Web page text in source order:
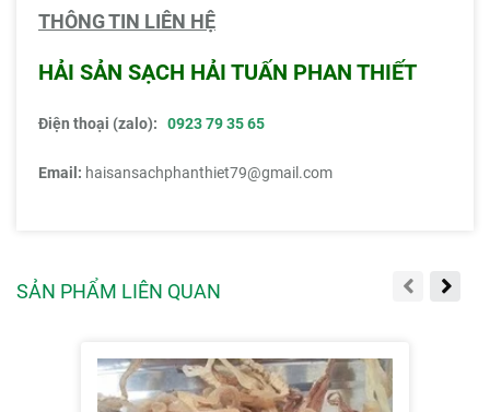
THÔNG TIN LIÊN HỆ
HẢI SẢN SẠCH HẢI TUẤN PHAN THIẾT
Điện thoại (zalo): 0923 79 35 65
Email: haisansachphanthiet79@gmail.com
SẢN PHẨM LIÊN QUAN